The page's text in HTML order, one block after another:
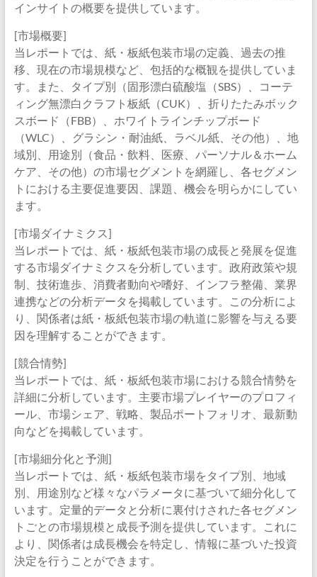
インサイトの概要を提供しています。
[市場概要]
当レポートでは、紙・板紙包装市場の定義、過去の推
移、現在の市場規模など、包括的な概観を提供していま
す。また、タイプ別（固形漂白硫酸塩（SBS）、コーテ
ィング無漂白クラフト板紙（CUK）、折りたたみボック
スボード（FBB）、ホワイトラインチップボード
（WLC）、グラシン・耐油紙、ラベル紙、その他）、地
域別、用途別（食品・飲料、医療、パーソナル＆ホーム
ケア、その他）の市場セグメントを網羅し、各セグメン
トにおける主要促進要因、課題、機会を明らかにしてい
ます。
[市場ダイナミクス]
当レポートでは、紙・板紙包装市場の成長と発展を促進
する市場ダイナミクスを分析しています。政府政策や規
制、技術進歩、消費者動向や嗜好、インフラ整備、業界
連携などの分析データを掲載しています。この分析によ
り、関係者は紙・板紙包装市場の軌道に影響を与える要
因を理解することができます。
[競合情勢]
当レポートでは、紙・板紙包装市場における競合情勢を
詳細に分析しています。主要市場プレイヤーのプロフィ
ール、市場シェア、戦略、製品ポートフォリオ、最新動
向などを掲載しています。
[市場細分化と予測]
当レポートでは、紙・板紙包装市場をタイプ別、地域
別、用途別など様々なパラメータに基づいて細分化して
います。定量的データと分析に裏付けされた各セグメン
トごとの市場規模と成長予測を提供しています。これに
より、関係者は成長機会を特定し、情報に基づいた投資
決定を行うことができます。